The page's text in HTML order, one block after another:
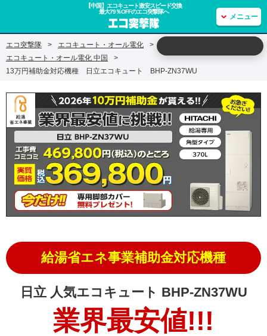
【中国】エコキュート激安スピード交換
最大79％OFFのエコ突撃隊へ
メニュー
エコ突撃隊 > エコキュート・オール電化
>
エコキュート・オール電化 中国
>
13万円補助金対応機種 日立エコキュート BHP-ZN37WU
給湯省エネ事業補助金対応機種
日立 人気エコキュート BHP-ZN37WU
業界最安値!!!